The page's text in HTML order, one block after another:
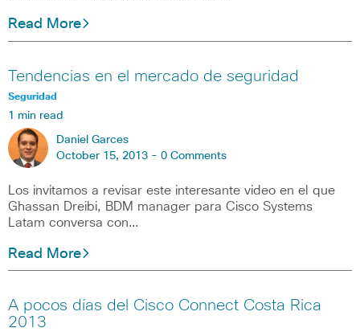
Read More
Tendencias en el mercado de seguridad
Seguridad
1 min read
Daniel Garces
October 15, 2013 - 0 Comments
Los invitamos a revisar este interesante video en el que
Ghassan Dreibi, BDM manager para Cisco Systems
Latam conversa con…
Read More
A pocos días del Cisco Connect Costa Rica
2013